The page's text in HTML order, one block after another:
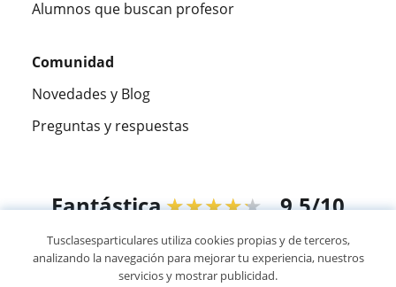
Alumnos que buscan profesor
Comunidad
Novedades y Blog
Preguntas y respuestas
Fantástica★★★★★ 9,5/10
305915opiniones de alumnos
Tusclasesparticulares utiliza cookies propias y de terceros,
analizando la navegación para mejorar tu experiencia, nuestros
servicios y mostrar publicidad.